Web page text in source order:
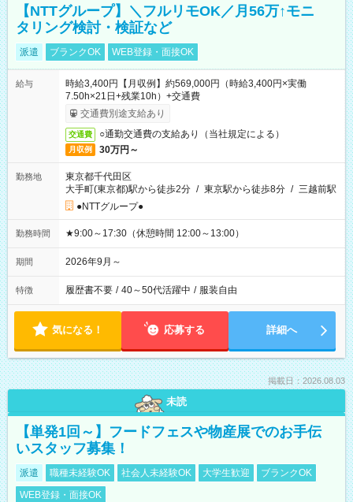
【NTTグループ】＼フルリモOK／月56万↑モニ
タリング検討・検証など
派遣 ブランクOK WEB登録・面接OK
給与
時給3,400円【月収例】約569,000円（時給3,400円×実働
7.50h×21日+残業10h）+交通費
交通費別途支給あり
交通費 ○通勤交通費の支給あり（当社規定による）
月収例 30万円～
勤務地
東京都千代田区
大手町(東京都)駅から徒歩2分 / 東京駅から徒歩8分 / 三越前駅
●NTTグループ●
勤務時間 ★9:00～17:30（休憩時間 12:00～13:00）
期間 2026年9月～
特徴 履歴書不要 / 40～50代活躍中 / 服装自由
気になる！ 応募する 詳細へ
掲載日：2026.08.03
未読
【単発1回～】フードフェスや物産展でのお手伝
いスタッフ募集！
派遣 職種未経験OK 社会人未経験OK 大学生歓迎
ブランクOK
WEB登録・面接OK